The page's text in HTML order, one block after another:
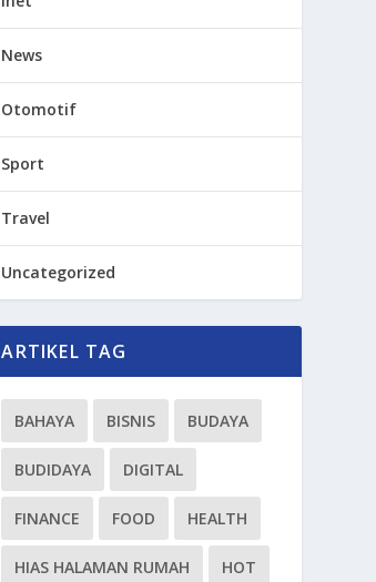
News
Otomotif
Sport
Travel
Uncategorized
ARTIKEL TAG
BAHAYA BISNIS BUDAYA
BUDIDAYA DIGITAL
FINANCE FOOD HEALTH
HIAS HALAMAN RUMAH HOT